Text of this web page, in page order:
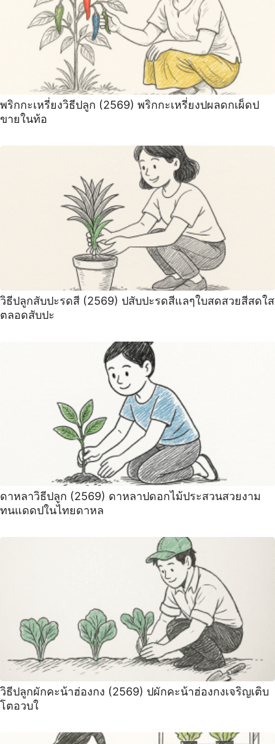
พริกกะเหรี่ยงวิธีปลูก (2569) พริกกะเหรี่ยงปผลดกเผ็ดป
ขายในท้อ
วิธีปลูกสับปะรดสี (2569) ปสับปะรดสีแลๆใบสดสวยสีสดใส
ตลอดสับปะ
ดาหลาวิธีปลูก (2569) ดาหลาปดอกไม้ประสวนสวยงาม
ทนแดดปในไทยดาหล
วิธีปลูกผักคะน้าฮ่องกง (2569) ปผักคะน้าฮ่องกงเจริญเติบ
โตอวบใ